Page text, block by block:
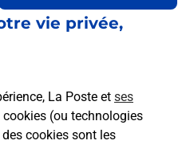
vie privée,
La Poste et ses
(ou technologies
cookies sont les
un
depuis un
une
?